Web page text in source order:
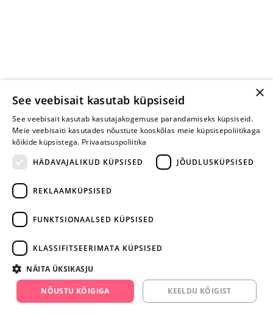
facebook.com/yesyes.ee
Instagram/yesyes.ee
×
See veebisait kasutab küpsiseid
See veebisait kasutab kasutajakogemuse parandamiseks küpsiseid.
Meie veebisaiti kasutades nõustute kooskõlas meie küpsisepoliitikaga
kõikide küpsistega. Privaatsuspoliitika
HÄDAVAJALIKUD KÜPSISED
JÕUDLUSKÜPSISED
REKLAAMKÜPSISED
FUNKTSIONAALSED KÜPSISED
KLASSIFITSEERIMATA KÜPSISED
NÄITA ÜKSIKASJU
NÕUSTU KÕIGIGA KEELDU KÕIGIST